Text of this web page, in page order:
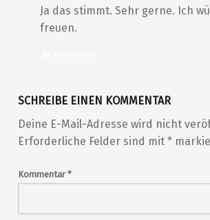
Ja das stimmt. Sehr gerne. Ich
freuen.
SCHREIBE EINEN KOMMENTAR
Deine E-Mail-Adresse wird nicht
Erforderliche Felder sind mit *
Kommentar *